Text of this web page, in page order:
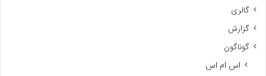
گالری
گزارش
گوناگون
اس ام اس